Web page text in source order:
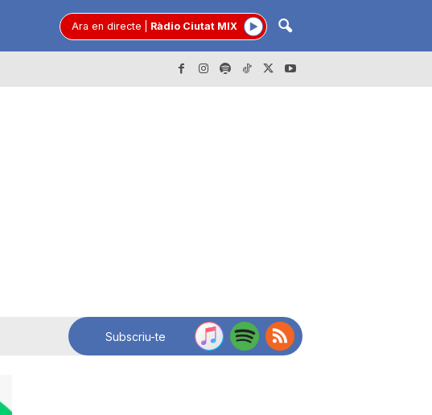
Ara en directe Ràdio Ciutat MIX
Subscriu-te